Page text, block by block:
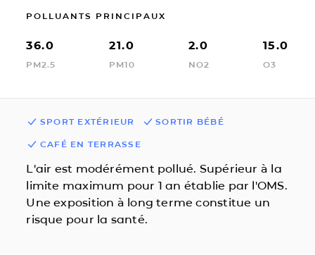
POLLUANTS PRINCIPAUX
36.0
PM2.5
21.0
PM10
2.0
NO2
15.0
O3
SPORT EXTÉRIEUR SORTIR BÉBÉ
CAFÉ EN TERRASSE
L'air est modérément pollué. Supérieur à la
limite maximum pour 1 an établie par l'OMS.
Une exposition à long terme constitue un
risque pour la santé.